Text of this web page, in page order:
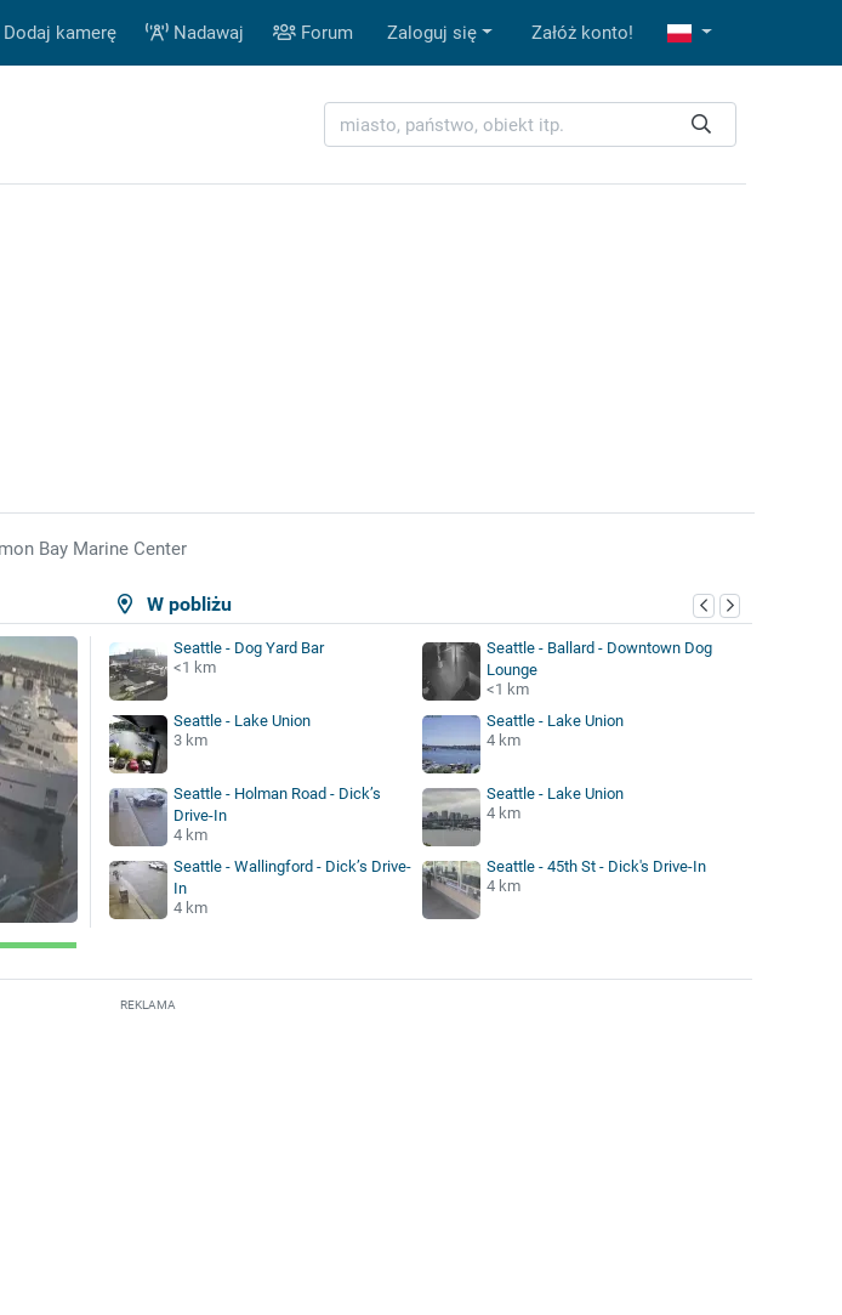
kamerę Nadawaj Forum Zaloguj się Załóż konto!
Bay Marine Center
W pobliżu
Seattle - Dog Yard Bar
<1 km
Seattle - Ballard - Downtown Dog
Lounge
<1 km
Seattle - Lake Union
3 km
Seattle - Lake Union
4 km
Seattle - Holman Road - Dick’s
Drive-In
4 km
Seattle - Lake Union
4 km
Seattle - Wallingford - Dick’s Drive-
In
4 km
Seattle - 45th St - Dick's Drive-In
4 km
REKLAMA